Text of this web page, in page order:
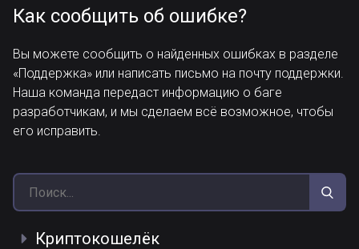
Как сообщить об ошибке?
Вы можете сообщить о найденных ошибках в разделе
«Поддержка» или написать письмо на почту поддержки.
Наша команда передаст информацию о баге
разработчикам, и мы сделаем всё возможное, чтобы
его исправить.
Криптокошелёк